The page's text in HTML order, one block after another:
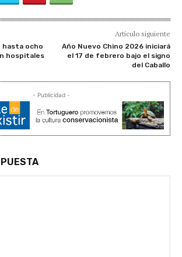
hasta ocho
hospitales
Artículo siguiente
Año Nuevo Chino 2026 iniciará
el 17 de febrero bajo el signo
del Caballo
- Publicidad -